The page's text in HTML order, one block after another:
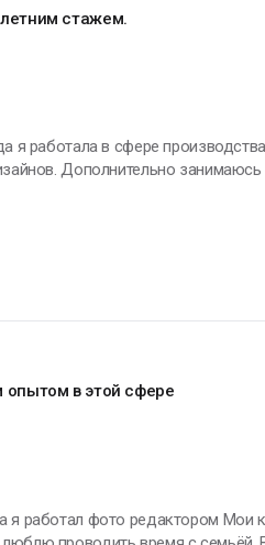
стажем.
логотипов,
опытом в этой сфере